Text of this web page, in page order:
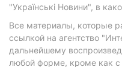
"Українські Новини", в
Все материалы, которые
ссылкой на агентство
дальнейшему
любой форме, кроме как с